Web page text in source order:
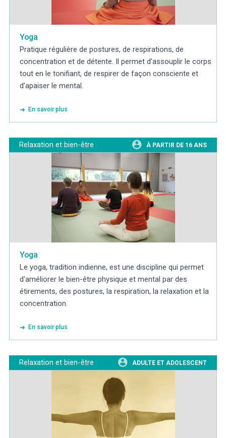
Yoga
Pratique régulière de postures, de respirations, de
concentration et de détente. Il permet d’assouplir le corps
tout en le tonifiant, de respirer de façon consciente et
d’apaiser le mental.
En savoir plus
Relaxation et bien-être À PARTIR DE 16 ANS
Yoga
Le yoga, tradition indienne, est une discipline qui permet
d'améliorer le bien-être physique et mental par des
étirements, des postures, la respiration, la relaxation et la
concentration.
En savoir plus
Relaxation et bien-être ADULTE ET ADOLESCENT